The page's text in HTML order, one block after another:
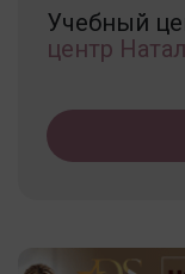
Учебный
центр